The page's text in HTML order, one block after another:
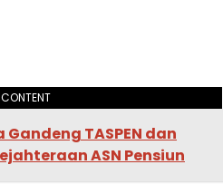
TASPEN dan
ASN Pensiun